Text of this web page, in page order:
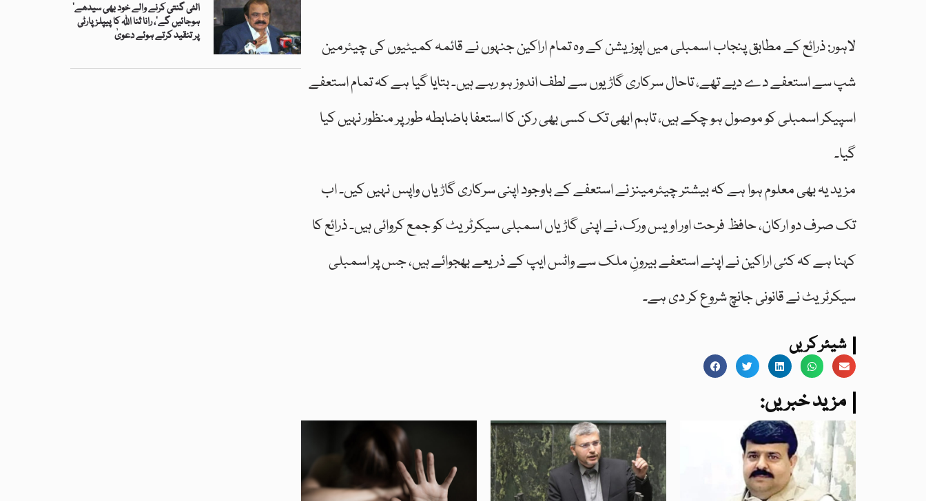
’الٹی گنتی کرنے والے خود بھی سیدھے
ہوجائیں گے‘، رانا ثنا اللہ کا پیپلز پارٹی
پر تنقید کرتے ہوئے دعویٰ
لاہور: ذرائع کے مطابق پنجاب اسمبلی میں اپوزیشن کے وہ تمام اراکین جنہوں نے قائمہ کمیٹیوں کی چیئرمین
شپ سے استعفے دے دیے تھے، تاحال سرکاری گاڑیوں سے لطف اندوز ہو رہے ہیں۔ بتایا گیا ہے کہ تمام استعفے
اسپیکر اسمبلی کو موصول ہو چکے ہیں، تاہم ابھی تک کسی بھی رکن کا استعفا باضابطہ طور پر منظور نہیں کیا
گیا۔
مزید یہ بھی معلوم ہوا ہے کہ بیشتر چیئرمینز نے استعفے کے باوجود اپنی سرکاری گاڑیاں واپس نہیں کیں۔ اب
تک صرف دو ارکان، حافظ فرحت اور اویس ورک، نے اپنی گاڑیاں اسمبلی سیکرٹریٹ کو جمع کروائی ہیں۔ ذرائع کا
کہنا ہے کہ کئی اراکین نے اپنے استعفے بیرونِ ملک سے واٹس ایپ کے ذریعے بھجوائے ہیں، جس پر اسمبلی
سیکرٹریٹ نے قانونی جانچ شروع کر دی ہے۔
شیئر کریں
:مزید خبریں